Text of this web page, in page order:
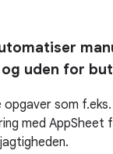
uden for
som
med AppSheet